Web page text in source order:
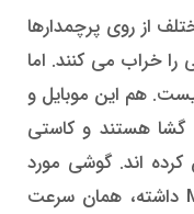
از روی پرچمدارها
خراب می کنند. اما
نیست. هم این موبایل و
گشا هستند و کاستی
جبران کرده اند. گوشی مورد
بحث نمایشگر بهتری نسبت به Mi 9 داشته، همان سرعت